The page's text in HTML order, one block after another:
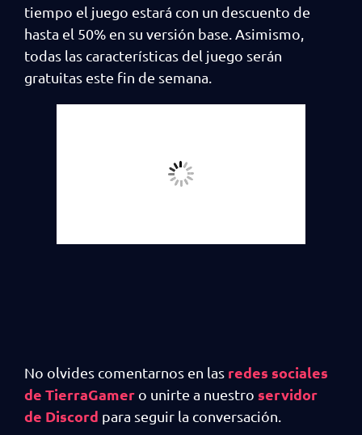
tiempo el juego estará con un descuento de
hasta el 50% en su versión base. Asimismo,
todas las características del juego serán
gratuitas este fin de semana.
No olvides comentarnos en las redes sociales
de TierraGamer o unirte a nuestro servidor
de Discord para seguir la conversación.